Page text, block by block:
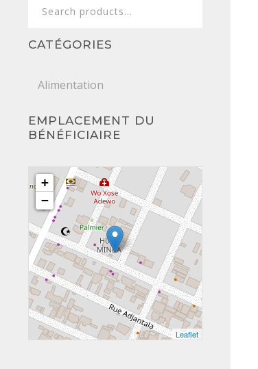
CATÉGORIES
Alimentation
EMPLACEMENT DU
BÉNÉFICIAIRE
+
−
Leaflet